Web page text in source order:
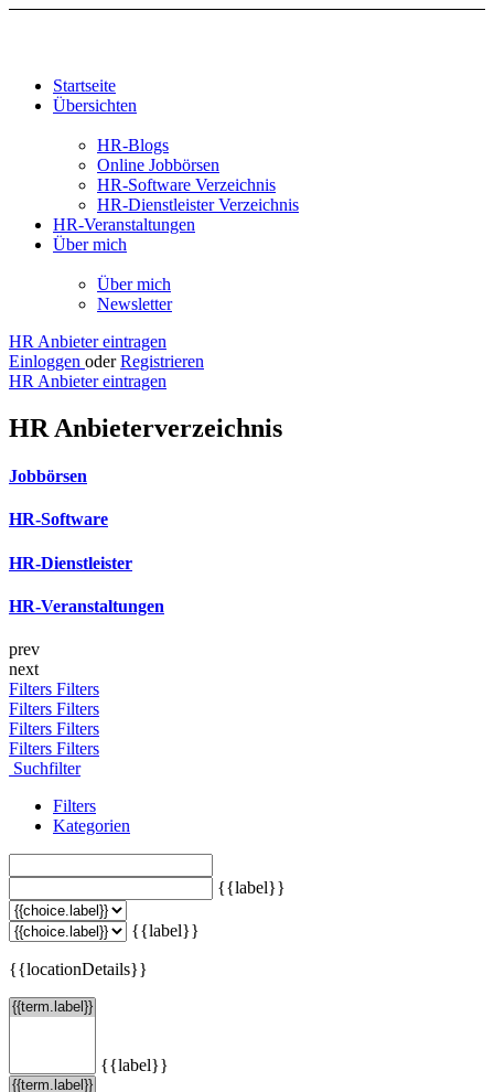
Startseite
Übersichten
HR-Blogs
Online Jobbörsen
HR-Software Verzeichnis
HR-Dienstleister Verzeichnis
HR-Veranstaltungen
Über mich
Über mich
Newsletter
HR Anbieter eintragen
Einloggen oder Registrieren
HR Anbieter eintragen
HR Anbieterverzeichnis
Jobbörsen
HR-Software
HR-Dienstleister
HR-Veranstaltungen
prev
next
Filters Filters
Filters Filters
Filters Filters
Filters Filters
Suchfilter
Filters
Kategorien
{{label}}
{{label}}
{{locationDetails}}
{{label}}